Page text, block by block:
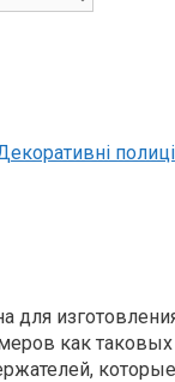
полиці
для
как